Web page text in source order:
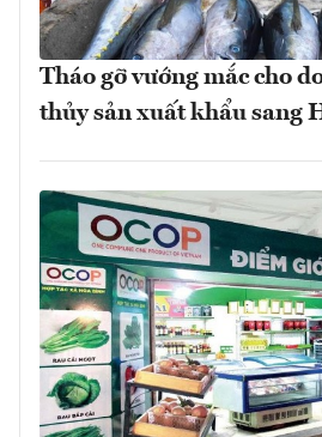
Tháo gỡ vướng mắc cho
thủy sản xuất khẩu sang